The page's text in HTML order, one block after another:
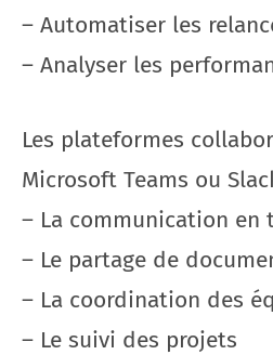
– Automatiser les
– Analyser les
Les plateformes
Microsoft Teams ou
– La communication en
– Le partage de
– La coordination des
– Le suivi des projets